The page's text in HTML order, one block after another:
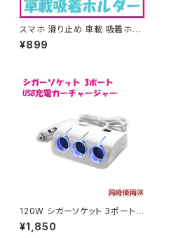
スマホ 滑り止め 車載 吸着ホル
ダー iPhone Galaxy スマート
フォン スタンド カー用品 カーア
¥899
120W シガーソケット 3ポート
シガーソケットとUSB電源を増
設 USB充電カーチャージャー
¥1,850